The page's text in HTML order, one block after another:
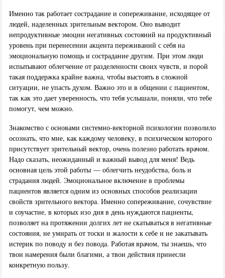
Именно так работает сострадание и сопереживание, исходящее от
людей, наделенных зрительным вектором. Оно выводит
непродуктивные эмоции негативных состояний на продуктивный
уровень при перенесении акцента переживаний с себя на
эмоциональную помощь и сострадание другим. При этом люди
испытывают облегчение от разделенности своих чувств, и порой
такая поддержка крайне важна, чтобы выстоять в сложной
ситуации, не упасть духом. Важно это и в общении с пациентом,
так как это дает уверенность, что тебя услышали, поняли, что тебе
помогут, чем можно.
Знакомство с основами системно-векторной психологии позволило
осознать, что мне, как каждому человеку, в психическом которого
присутствует зрительный вектор, очень полезно работать врачом.
Надо сказать, неожиданный и важный вывод для меня! Ведь
основная цель этой работы — облегчить неудобства, боль и
страдания людей. Эмоциональное включение в проблемы
пациентов является одним из основных способов реализации
свойств зрительного вектора. Именно сопереживание, сочувствие
и соучастие, в которых изо дня в день нуждаются пациенты,
позволяет на протяжении долгих лет не скатываться в негативные
состояния, не умирать от тоски и жалости к себе и не закатывать
истерик по поводу и без повода. Работая врачом, ты знаешь, что
твои намерения были благими, а твои действия принесли
конкретную пользу.